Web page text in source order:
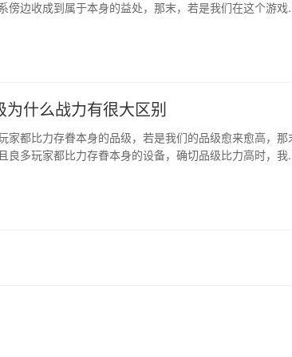
傍边收成到属于本身的益处，那末，若是我们在这个游戏
什么战力有很大区别
家都比力存眷本身的品级，若是我们的品级愈来愈高，那
良多玩家都比力存眷本身的设备，确切品级比力高时，我